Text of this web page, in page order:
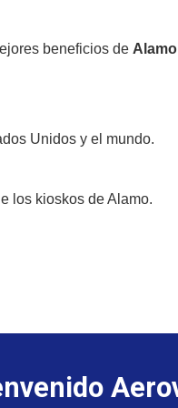
beneficios de
Unidos y el mundo.
los kioskos de Alamo.